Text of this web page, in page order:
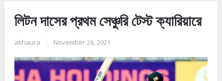
লিটন দাসের প্রথম সেঞ্চুরি টেস্ট ক্যারিয়ারে
akhaura November 26, 2021